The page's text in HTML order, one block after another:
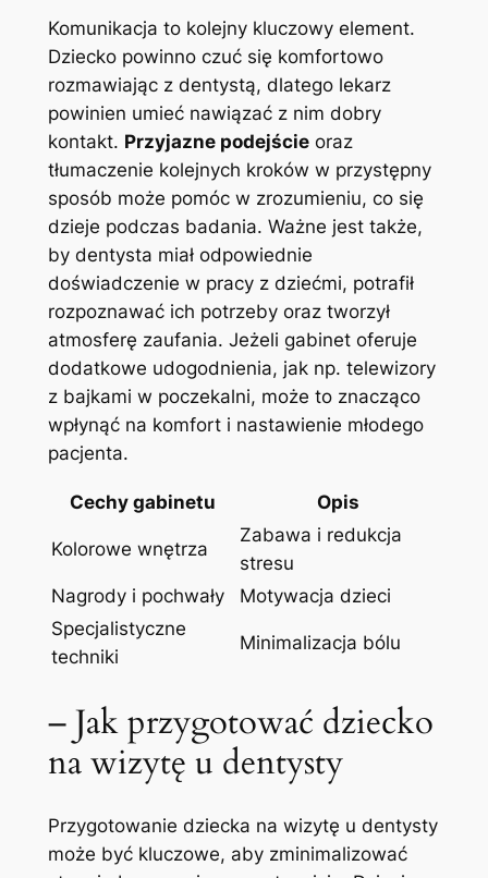
Komunikacja to​ kolejny⁣ kluczowy element.⁤
Dziecko ⁤powinno ⁢czuć się komfortowo
rozmawiając z ‌dentystą, dlatego lekarz⁣
powinien umieć ⁤nawiązać ‌z ⁣nim⁣ dobry
kontakt.‍ Przyjazne podejścieoraz
tłumaczenie kolejnych ⁢kroków ‍w przystępny
⁢sposób może⁤ pomóc w zrozumieniu, co ⁤się
dzieje podczas badania. Ważne jest ‍także,
by dentysta‍ miał‍ odpowiednie⁤
doświadczenie w⁤ pracy​ z dziećmi, potrafił
rozpoznawać⁤ ich ‌potrzeby⁣ oraz tworzył ​
atmosferę zaufania. Jeżeli gabinet oferuje
dodatkowe ⁣udogodnienia, jak np. telewizory
z ⁣bajkami w‌ poczekalni, może to znacząco‌
wpłynąć na komfort i nastawienie młodego
pacjenta.
Cechy gabinetu Opis
Kolorowe ⁤wnętrza
Zabawa⁣ i⁤ redukcja
stresu
Nagrody i pochwały
Motywacja‍ dzieci
Specjalistyczne
techniki
Minimalizacja bólu
– Jak przygotować dziecko
na wizytę u dentysty
Przygotowanie dziecka na ‍wizytę u dentysty
może być kluczowe, aby zminimalizować ​